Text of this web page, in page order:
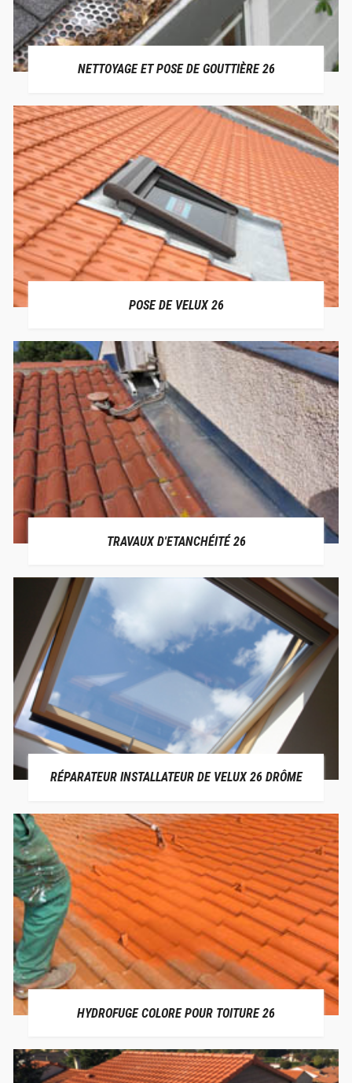
NETTOYAGE ET POSE DE GOUTTIÈRE 26
POSE DE VELUX 26
TRAVAUX D'ETANCHÉITÉ 26
RÉPARATEUR INSTALLATEUR DE VELUX 26 DRÔME
HYDROFUGE COLORE POUR TOITURE 26